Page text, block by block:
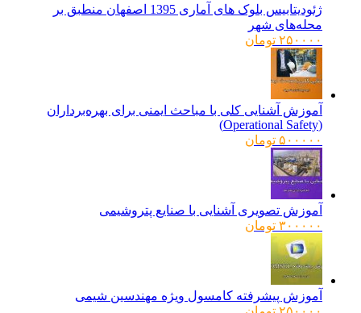
ژئودیتابیس بلوک های آماری 1395 اصفهان منطبق بر
محله‌های شهر
۲۵۰۰۰۰ تومان
آموزش آشنایی کلی با مباحث ایمنی برای بهره‌برداران
۵۰۰۰۰۰ تومان
آموزش تصویری آشنایی با صنایع پتروشیمی
۳۰۰۰۰۰ تومان
آموزش پیشرفته کامسول ویژه مهندسین شیمی